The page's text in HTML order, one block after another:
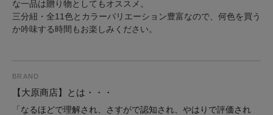
な一品は贈り物としてもオススメ。
三分紐・全11色とカラーバリエーション豊富なので、何色を買う
か吟味する時間もお楽しみください。
BRAND
【大原商店】とは・・・
「なるほどで理解され、さすがで認知され、やはりで評価され